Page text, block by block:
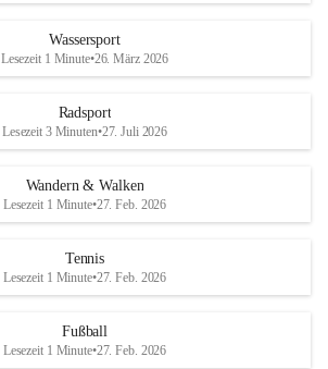
Wassersport
Lesezeit 1 Minute•26. März 2026
Radsport
Lesezeit 3 Minuten•27. Juli 2026
Wandern & Walken
Lesezeit 1 Minute•27. Feb. 2026
Tennis
Lesezeit 1 Minute•27. Feb. 2026
Fußball
Lesezeit 1 Minute•27. Feb. 2026